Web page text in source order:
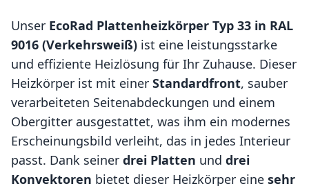
Unser EcoRad Plattenheizkörper Typ 33 in RAL
9016 (Verkehrsweiß) ist eine leistungsstarke
und effiziente Heizlösung für Ihr Zuhause. Dieser
Heizkörper ist mit einer Standardfront, sauber
verarbeiteten Seitenabdeckungen und einem
Obergitter ausgestattet, was ihm ein modernes
Erscheinungsbild verleiht, das in jedes Interieur
passt. Dank seiner drei Platten und drei
Konvektoren bietet dieser Heizkörper eine sehr